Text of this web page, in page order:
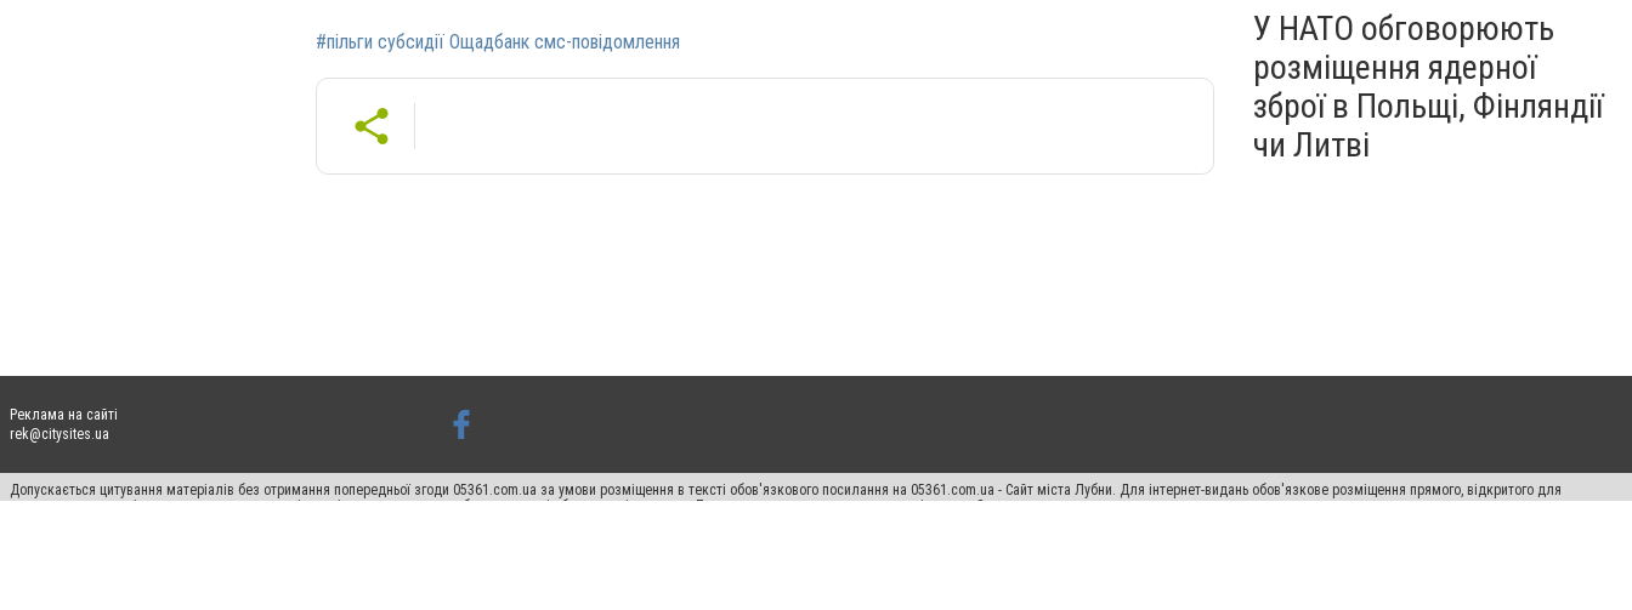
#пільги субсидії Ощадбанк смс-повідомлення
У НАТО обговорюють
розміщення ядерної
зброї в Польщі, Фінляндії
чи Литві
Реклама на сайті
rek@citysites.ua
Допускається цитування матеріалів без отримання попередньої згоди 05361.com.ua за умови розміщення в тексті обов'язкового посилання на 05361.com.ua - Сайт міста Лубни. Для інтернет-видань обов'язкове розміщення прямого, відкритого для
пошукових систем гіперпосилання на цитовані статті не нижче другого абзацу в тексті або в якості джерела. Порушення виняткових прав переслідується Законом.